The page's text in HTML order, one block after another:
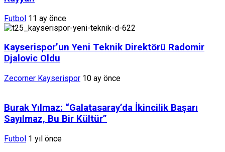
Futbol 11 ay önce
Kayserispor’un Yeni Teknik Direktörü Radomir
Djalovic Oldu
Zecorner Kayserispor 10 ay önce
Burak Yılmaz: “Galatasaray’da İkincilik Başarı
Sayılmaz, Bu Bir Kültür”
Futbol 1 yıl önce